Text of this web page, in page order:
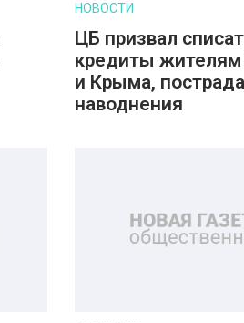
НОВОСТИ
ЦБ призвал
кредиты жителям
и Крыма,
наводнения